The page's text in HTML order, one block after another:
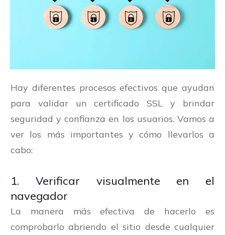
Hay diferentes procesos efectivos que ayudan
para validar un certificado SSL y brindar
seguridad y confianza en los usuarios. Vamos a
ver los más importantes y cómo llevarlos a
cabo:
1. Verificar visualmente en el
navegador
La manera más efectiva de hacerlo es
comprobarlo abriendo el sitio desde cualquier